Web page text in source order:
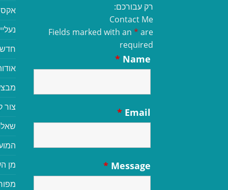
רק עבורכם:
Contact Me
Fields marked with an * are
required
Name
*
Email
*
Message
*
צור
מן